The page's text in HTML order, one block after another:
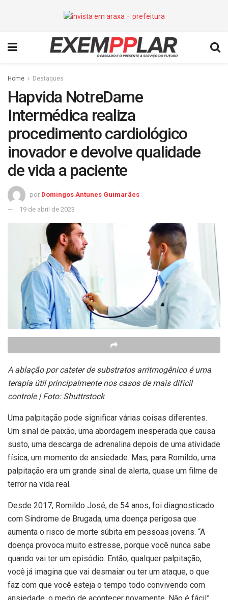
Home Destaques
Hapvida NotreDame
Intermédica realiza
procedimento cardiológico
inovador e devolve qualidade
de vida a paciente
por Domingos Antunes Guimarães
19 de abril de 2023
A ablação por cateter de substratos arritmogênico é uma
terapia útilprincipalmente nos casos de mais difícil
controle | Foto: Shuttrstock
Uma palpitação pode significar várias coisas diferentes.
Um sinal de paixão, uma abordagem inesperada que causa
susto, uma descarga de adrenalina depois de uma atividade
física, um momento de ansiedade. Mas, para Romildo, uma
palpitação era um grande sinal de alerta, quase um filme de
terror na vida real.
Desde 2017, Romildo José, de 54 anos, foi diagnosticado
com Síndrome de Brugada, uma doença perigosa que
aumenta o risco de morte súbita em pessoas jovens. “A
doença provoca muito estresse, porque você nunca sabe
quando vai ter um episódio. Então, qualquer palpitação,
você já imagina que vai desmaiar ou ter um ataque, o que
faz com que você esteja o tempo todo convivendo com